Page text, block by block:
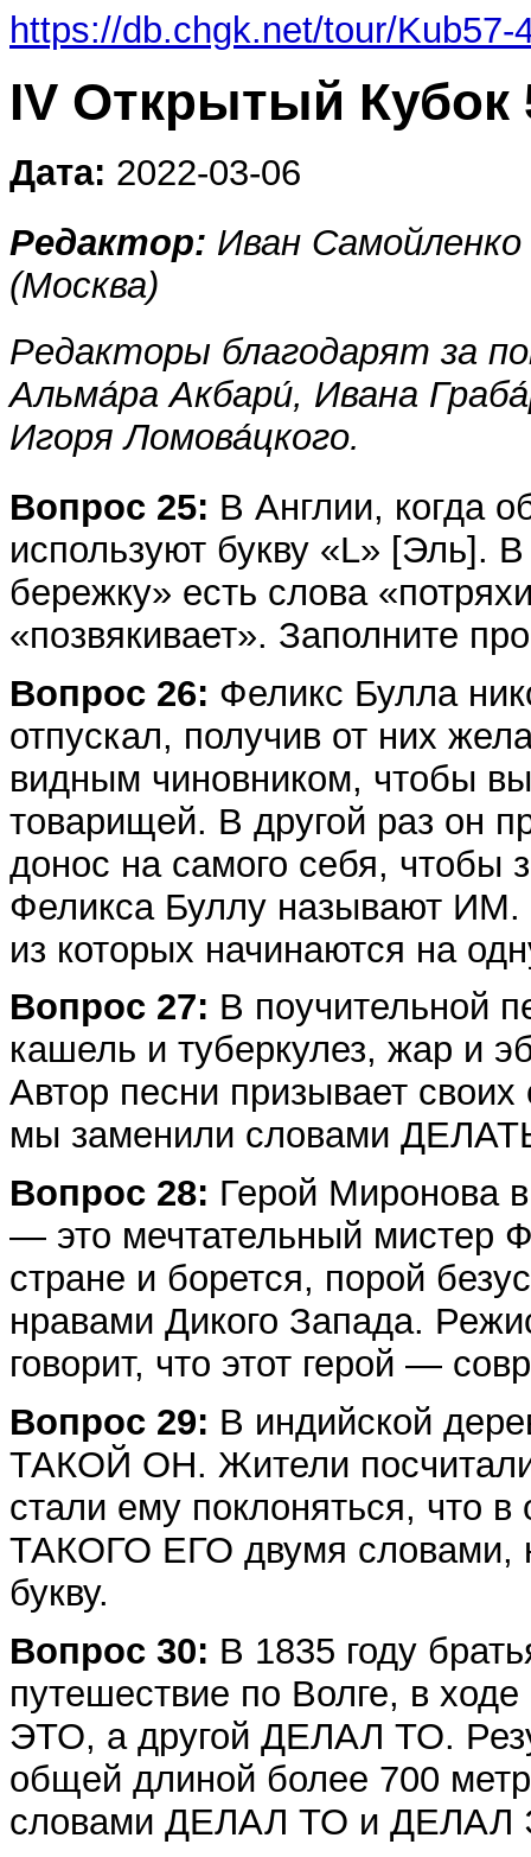
https://db.chgk.net/tour/Kub57-
IV Открытый Кубок
Дата: 2022-03-06
Редактор: Иван
(Москва)
Редакторы благодарят за
Альма́ра Акбари́, Ивана
Игоря Ломова́цкого.
Вопрос 25: В Англии, когда
используют букву «L» [Эль].
бережку» есть слова
«позвякивает». Заполните
Вопрос 26: Феликс Булла
отпускал, получив от них
видным чиновником, чтобы
товарищей. В другой раз он
донос на самого себя, чтобы
Феликса Буллу называют
из которых начинаются на
Вопрос 27: В поучительной
кашель и туберкулез, жар и
Автор песни призывает
мы заменили словами
Вопрос 28: Герой Миронова
— это мечтательный мистер
стране и борется, порой
нравами Дикого Запада.
говорит, что этот герой —
Вопрос 29: В индийской
ТАКОЙ ОН. Жители
стали ему поклоняться, что
ТАКОГО ЕГО двумя словами,
букву.
Вопрос 30: В 1835 году
путешествие по Волге, в
ЭТО, а другой ДЕЛАЛ ТО.
общей длиной более 700
словами ДЕЛАЛ ТО и ДЕЛАЛ